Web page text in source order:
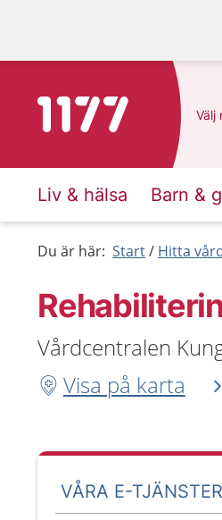
Till startsidan för 1177 Välj
Liv & hälsa Barn &
Du är här: Start Hitta
Vårdcentralen
Visa på karta
VÅRA E-TJÄNSTER